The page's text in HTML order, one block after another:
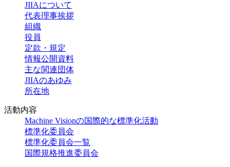
JIIAについて
代表理事挨拶
組織
役員
定款・規定
情報公開資料
主な関連団体
JIIAのあゆみ
所在地
活動内容
Machine Visionの国際的な標準化活動
標準化委員会
標準化委員会一覧
国際規格推進委員会